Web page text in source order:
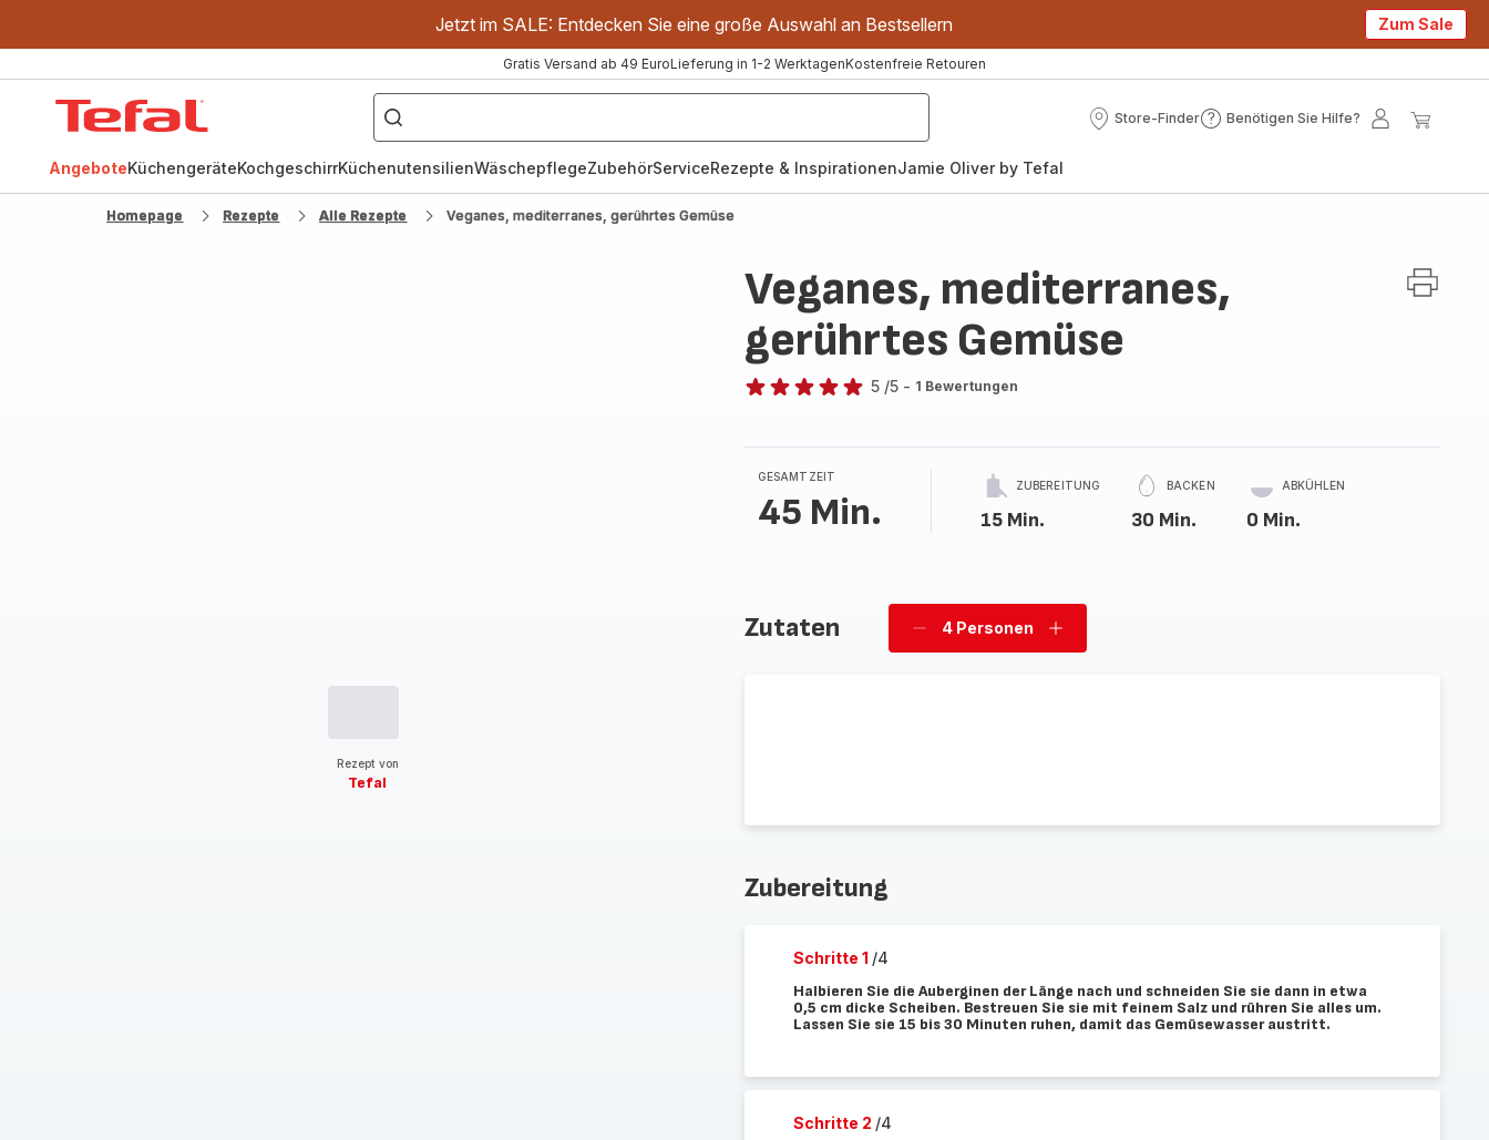
Jetzt im SALE: Entdecken Sie eine große Auswahl an Bestsellern Zum Sale
Gratis Versand ab 49 EuroLieferung in 1-2 WerktagenKostenfreie Retouren
["OptiGrill","Easy
Fry","Pfanne"]
Store-Finder
Store-
Benötigen Sie Hilfe?
Benötigen
Mein
AngeboteKüchengeräteKochgeschirrKüchenutensilienWäschepflegeZubehörServiceRezepte & InspirationenJamie Oliver by Tefal
Homepage Rezepte Alle Rezepte Veganes, mediterranes, gerührtes Gemüse
Rezept von
Tefal
Veganes, mediterranes,
gerührtes Gemüse
5
Sternen
(Durchschnitt)
5 /5 - 1 Bewertungen
GESAMTZEIT
45 Min.
ZUBEREITUNG
15 Min.
BACKEN
30 Min.
ABKÜHLEN
0 Min.
Zutaten
Personen
4 Personen
Personen
Zubereitung
Schritte 1 /4
Halbieren Sie die Auberginen der Länge nach und schneiden Sie sie dann in etwa
0,5 cm dicke Scheiben. Bestreuen Sie sie mit feinem Salz und rühren Sie alles um.
Lassen Sie sie 15 bis 30 Minuten ruhen, damit das Gemüsewasser austritt.
Schritte 2 /4